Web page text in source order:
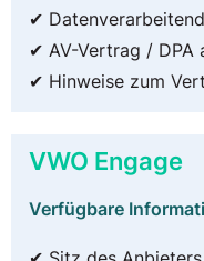
✔
✔ AV-Vertrag / DPA
✔ Hinweise zum
VWO Engage
Verfügbare